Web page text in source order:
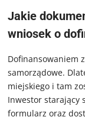
Jakie
wniosek o
Dofinansowaniem
samorządowe.
miejskiego i tam
Inwestor starający
formularz oraz